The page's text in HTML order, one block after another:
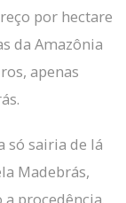
por hectare
da Amazônia
apenas
só sairia de lá
Madebrás,
procedência.